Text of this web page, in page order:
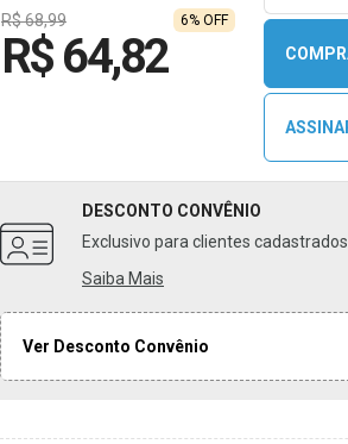
R$ 68,99 6% OFF
R$ 64,82
DESCONTO CONVÊNIO
Exclusivo para clientes
Saiba Mais
Ver Desconto Convênio